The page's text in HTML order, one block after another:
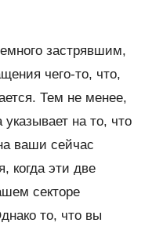
застрявшим,
чего-то, что,
Тем не менее,
на то, что
ваши сейчас
когда эти две
секторе
то, что вы